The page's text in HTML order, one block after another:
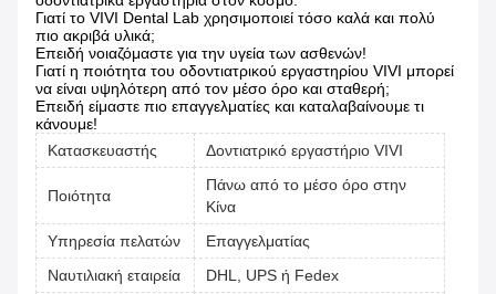
Γιατί το VIVI Dental Lab χρησιμοποιεί τόσο καλά και πολύ
πιο ακριβά υλικά;
Επειδή νοιαζόμαστε για την υγεία των ασθενών!
Γιατί η ποιότητα του οδοντιατρικού εργαστηρίου VIVI μπορεί
να είναι υψηλότερη από τον μέσο όρο και σταθερή;
Επειδή είμαστε πιο επαγγελματίες και καταλαβαίνουμε τι
κάνουμε!
Κατασκευαστής
Δοντιατρικό εργαστήριο VIVI
Ποιότητα
Πάνω από το μέσο όρο στην
Κίνα
Υπηρεσία πελατών
Επαγγελματίας
Ναυτιλιακή εταιρεία
DHL, UPS ή Fedex